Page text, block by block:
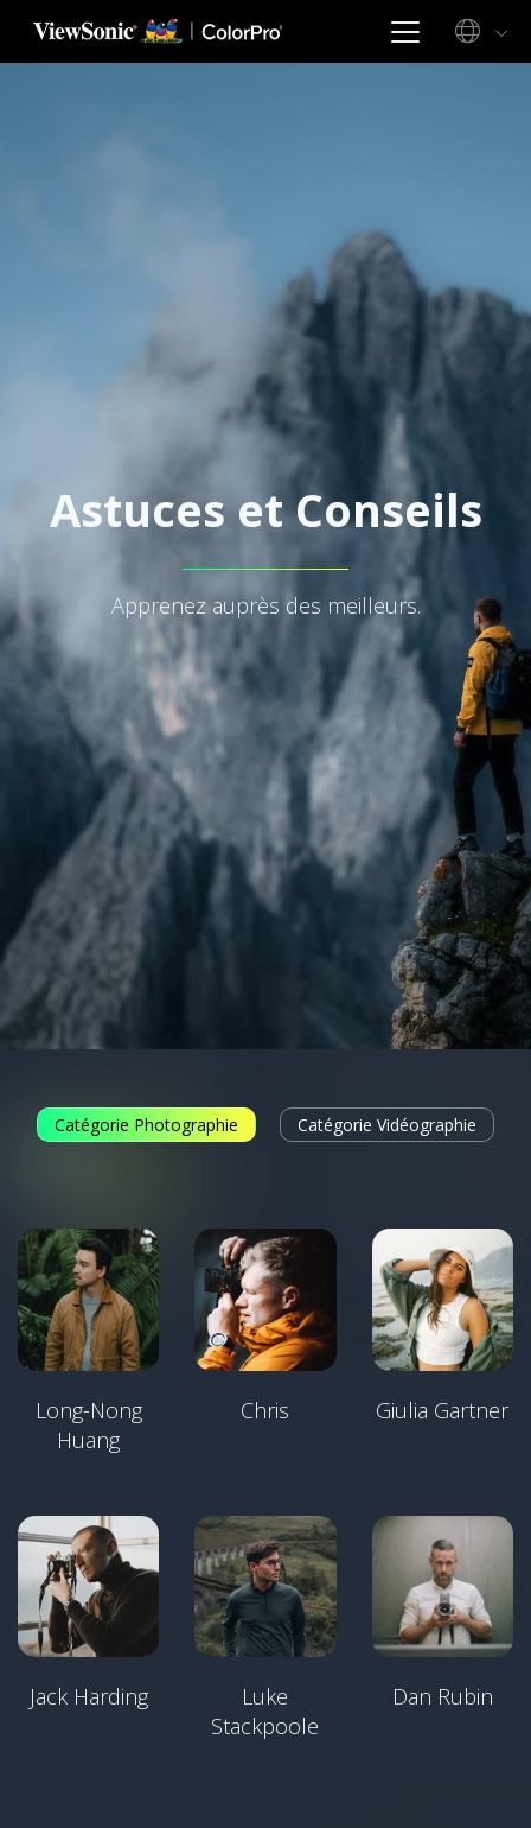
Astuces et Conseils
Apprenez auprès des meilleurs.
Catégorie Photographie Catégorie Vidéographie
Long-Nong
Huang
Chris Giulia Gartner
Jack Harding
Luke
Stackpoole
Dan Rubin